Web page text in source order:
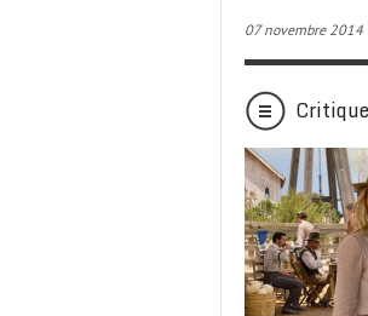
07 novembre 2014